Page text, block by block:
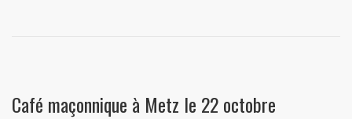
Café maçonnique à Metz le 22 octobre